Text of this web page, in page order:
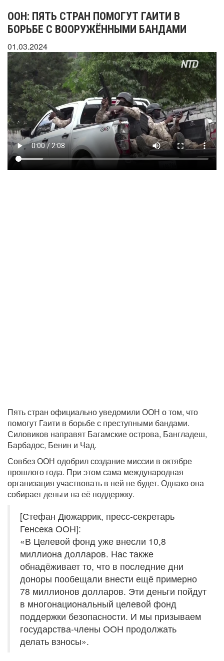
ООН: ПЯТЬ СТРАН ПОМОГУТ ГАИТИ В
БОРЬБЕ С ВООРУЖЁННЫМИ БАНДАМИ
01.03.2024
Пять стран официально уведомили ООН о том, что
помогут Гаити в борьбе с преступными бандами.
Силовиков направят Багамские острова, Бангладеш,
Барбадос, Бенин и Чад.
Совбез ООН одобрил создание миссии в октябре
прошлого года. При этом сама международная
организация участвовать в ней не будет. Однако она
собирает деньги на её поддержку.
[Стефан Дюжаррик, пресс-секретарь
Генсека ООН]:
«В Целевой фонд уже внесли 10,8
миллиона долларов. Нас также
обнадёживает то, что в последние дни
доноры пообещали внести ещё примерно
78 миллионов долларов. Эти деньги пойдут
в многонациональный целевой фонд
поддержки безопасности. И мы призываем
государства-члены ООН продолжать
делать взносы».